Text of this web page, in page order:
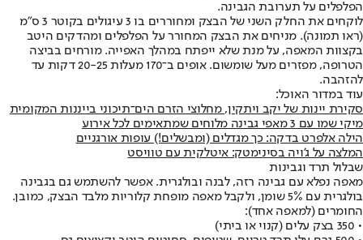
הפלפלים על תערובת הגבינה.
לוקחים את החלק השני של הבצק ומחוררים בו 3 עיגולים בקוטר 3 ס"מ
(ראו תמונה). מניחים את הבצק המחורר על הפלפלים ומהדקים היטב
בקצוות המאפה, על מנת שלא ייפתח במהלך האפייה. מורחים בביצה
הטרופה, מפזרים מעל שומשום. אופים ב־170 מעלות 20-25 דקות עד
להזהבה.
עוד במדור האוכל:
סקירת יינות של יקב ויתקין, מחלוצי הזרם הים־תיכוני בייננות המקומית
מיקי שמו עם 3 מאפי גבינה מלוחים שמתאימים לכל אירוע
הילה אלפרט בדקה: כך מגדלים (ומבשלים!) עופות אורגניים
המלצה על ג'ויה בסינימטק: איטלקית עם טוויסט
שבלול תרד וגבינות
מאפה נפלא עם גבינה רזה, לבנה ובולגרית. אפשר להשתמש גם בגבינה
בולגרית עם 5% שומן, ולקבל מאפה מופחת קלוריות מלבד הבצק, כמובן.
החומרים (למאפה אחד):
• 350 בצק עלים (קנוי או ביתי)